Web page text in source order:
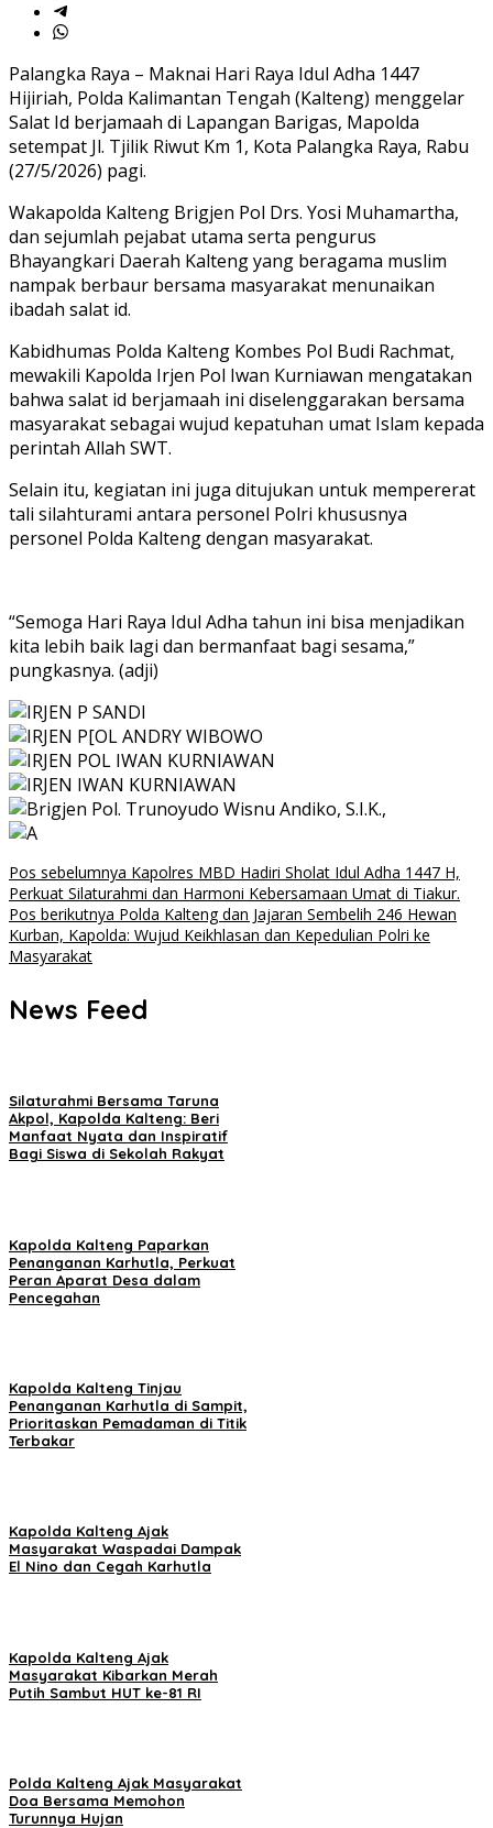
Palangka Raya – Maknai Hari Raya Idul Adha 1447
Hijiriah, Polda Kalimantan Tengah (Kalteng) menggelar
Salat Id berjamaah di Lapangan Barigas, Mapolda
setempat Jl. Tjilik Riwut Km 1, Kota Palangka Raya, Rabu
(27/5/2026) pagi.
Wakapolda Kalteng Brigjen Pol Drs. Yosi Muhamartha,
dan sejumlah pejabat utama serta pengurus
Bhayangkari Daerah Kalteng yang beragama muslim
nampak berbaur bersama masyarakat menunaikan
ibadah salat id.
Kabidhumas Polda Kalteng Kombes Pol Budi Rachmat,
mewakili Kapolda Irjen Pol Iwan Kurniawan mengatakan
bahwa salat id berjamaah ini diselenggarakan bersama
masyarakat sebagai wujud kepatuhan umat Islam kepada
perintah Allah SWT.
Selain itu, kegiatan ini juga ditujukan untuk mempererat
tali silahturami antara personel Polri khususnya
personel Polda Kalteng dengan masyarakat.
“Semoga Hari Raya Idul Adha tahun ini bisa menjadikan
kita lebih baik lagi dan bermanfaat bagi sesama,”
pungkasnya. (adji)
Navigasi
pos
Pos sebelumnya Kapolres MBD Hadiri Sholat Idul Adha 1447 H,
Perkuat Silaturahmi dan Harmoni Kebersamaan Umat di Tiakur.
Pos berikutnya Polda Kalteng dan Jajaran Sembelih 246 Hewan
Kurban, Kapolda: Wujud Keikhlasan dan Kepedulian Polri ke
Masyarakat
News Feed
Silaturahmi Bersama Taruna
Akpol, Kapolda Kalteng: Beri
Manfaat Nyata dan Inspiratif
Bagi Siswa di Sekolah Rakyat
Kapolda Kalteng Paparkan
Penanganan Karhutla, Perkuat
Peran Aparat Desa dalam
Pencegahan
Kapolda Kalteng Tinjau
Penanganan Karhutla di Sampit,
Prioritaskan Pemadaman di Titik
Terbakar
Kapolda Kalteng Ajak
Masyarakat Waspadai Dampak
El Nino dan Cegah Karhutla
Kapolda Kalteng Ajak
Masyarakat Kibarkan Merah
Putih Sambut HUT ke-81 RI
Polda Kalteng Ajak Masyarakat
Doa Bersama Memohon
Turunnya Hujan